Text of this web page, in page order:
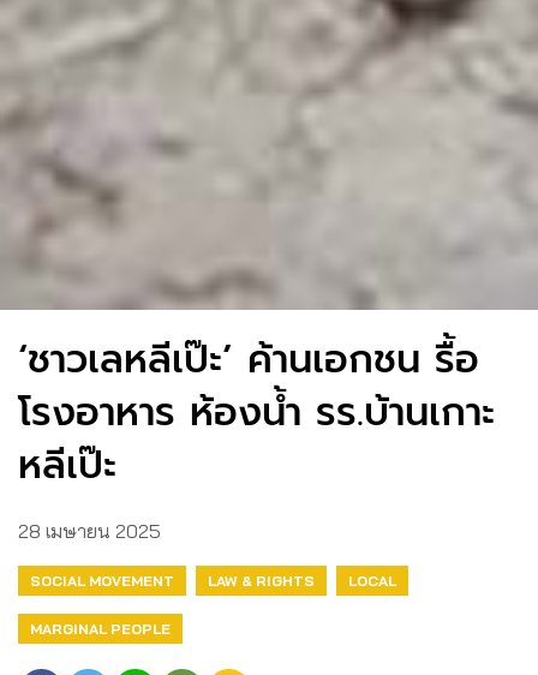
‘ชาวเลหลีเป๊ะ’ ค้านเอกชน รื้อ
โรงอาหาร ห้องน้ำ รร.บ้านเกาะ
หลีเป๊ะ
28 เมษายน 2025
SOCIAL MOVEMENT LAW & RIGHTS LOCAL
MARGINAL PEOPLE